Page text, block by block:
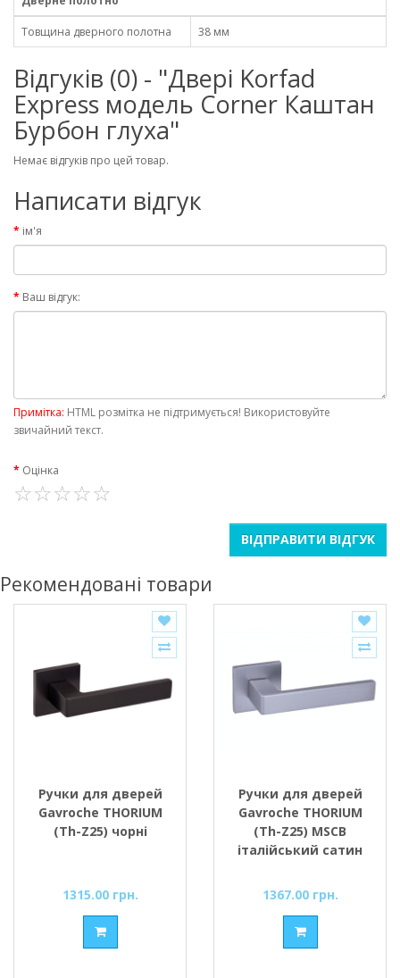
Товщина дверного полотна 38 мм
Відгуків (0) - "Двері Korfad
Express модель Corner Каштан
Бурбон глуха"
Немає відгуків про цей товар.
Написати відгук
ім'я
Ваш відгук:
Примітка: HTML розмітка не підтримується! Використовуйте
звичайний текст.
Оцінка
ВІДПРАВИТИ ВІДГУК
Рекомендовані товари
Ручки для дверей
Gavroche THORIUM
(Th-Z25) чорні
1315.00 грн.
Ручки для дверей
Gavroche THORIUM
(Th-Z25) MSCB
італійський сатин
1367.00 грн.